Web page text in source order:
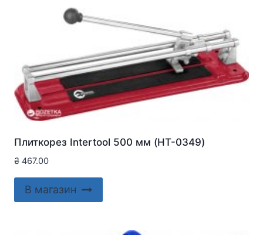
Плиткорез Intertool 500 мм (HT-0349)
₴ 467.00
В магазин